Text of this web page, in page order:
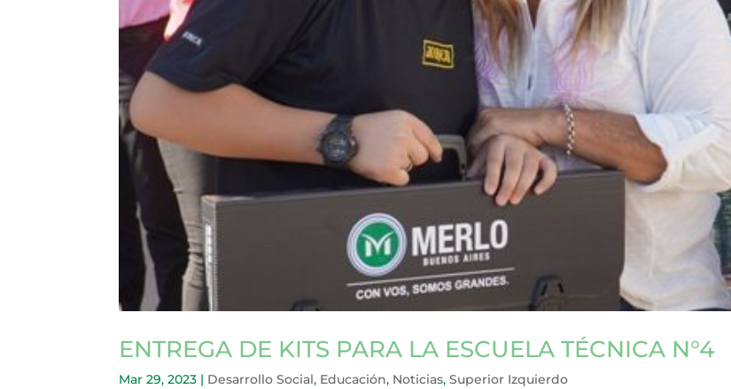
ENTREGA DE KITS PARA LA ESCUELA TÉCNICA N°4
Mar 29, 2023 | Desarrollo Social, Educación, Noticias,Superior Izquierdo